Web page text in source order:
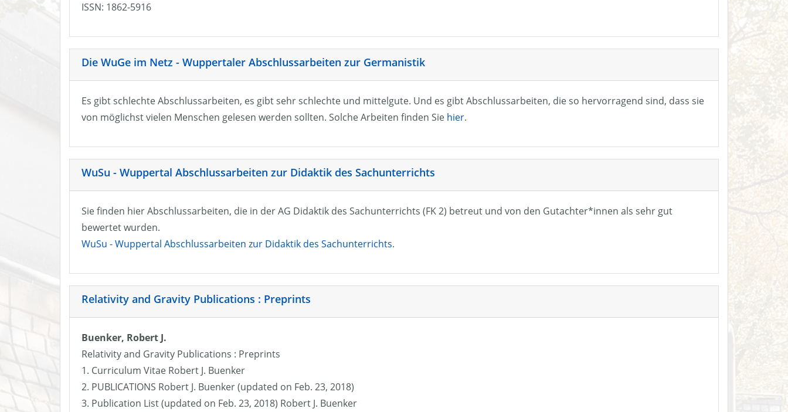
ISSN: 1862-5916
Die WuGe im Netz - Wuppertaler Abschlussarbeiten zur Germanistik
Es gibt schlechte Abschlussarbeiten, es gibt sehr schlechte und mittelgute. Und es gibt Abschlussarbeiten, die so hervorragend sind, dass sie
von möglichst vielen Menschen gelesen werden sollten. Solche Arbeiten finden Sie hier.
WuSu - Wuppertal Abschlussarbeiten zur Didaktik des Sachunterrichts
Sie finden hier Abschlussarbeiten, die in der AG Didaktik des Sachunterrichts (FK 2) betreut und von den Gutachter*innen als sehr gut
bewertet wurden.
WuSu - Wuppertal Abschlussarbeiten zur Didaktik des Sachunterrichts.
Relativity and Gravity Publications : Preprints
Buenker, Robert J.
Relativity and Gravity Publications : Preprints
1. Curriculum Vitae Robert J. Buenker
2. PUBLICATIONS Robert J. Buenker (updated on Feb. 23, 2018)
3. Publication List (updated on Feb. 23, 2018) Robert J. Buenker